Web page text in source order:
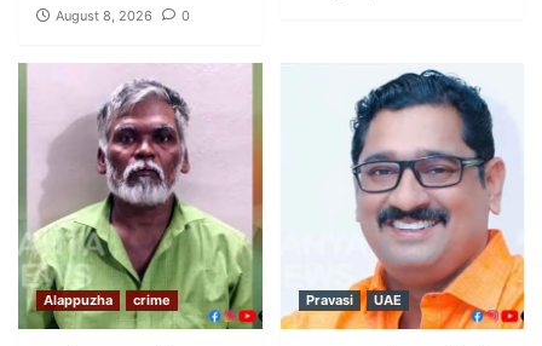
August 8, 2026 0
Alappuzha crime Pravasi UAE